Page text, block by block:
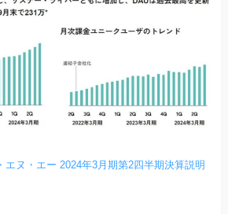
エヌ・エー 2024年3月期第2四半期決算説明